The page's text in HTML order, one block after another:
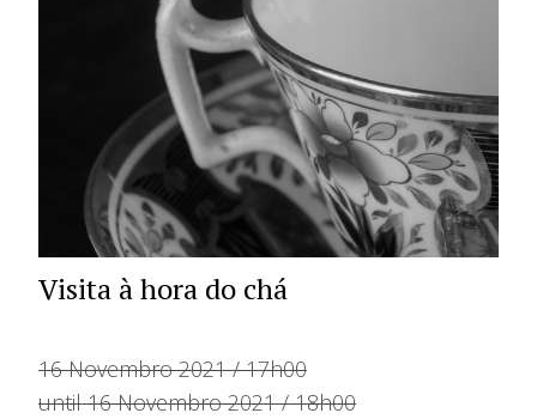
Visita à hora do chá
16 Novembro 2021 / 17h00
until 16 Novembro 2021 / 18h00